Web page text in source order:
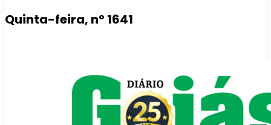
Quinta-feira, nº 1641